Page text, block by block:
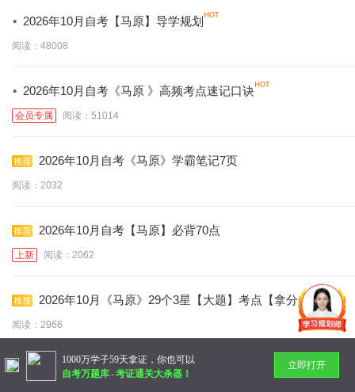
· 2026年10月自考【马原】导学规划
阅读：48008
· 2026年10月自考《马原 》高频考点速记口诀
会员专属 阅读：51014
2026年10月自考《马原》学霸笔记7页
阅读：2032
2026年10月自考【马原】必背70点
上新 阅读：2062
2026年10月《马原》29个3星【大题】考点【拿分必
背】
阅读：2966
暂无更多
1000万学子59天拿证，你也可以
自考万题库-考证通关大杀器！
立即打开